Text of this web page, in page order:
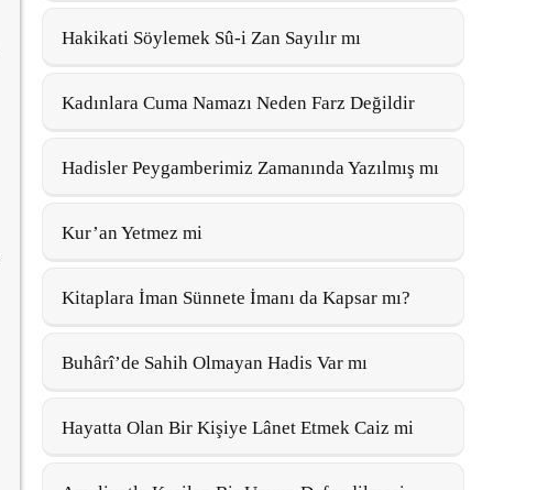
Hakikati Söylemek Sû-i Zan Sayılır mı
Kadınlara Cuma Namazı Neden Farz Değildir
Hadisler Peygamberimiz Zamanında Yazılmış mı
Kur’an Yetmez mi
Kitaplara İman Sünnete İmanı da Kapsar mı?
Buhârî’de Sahih Olmayan Hadis Var mı
Hayatta Olan Bir Kişiye Lânet Etmek Caiz mi